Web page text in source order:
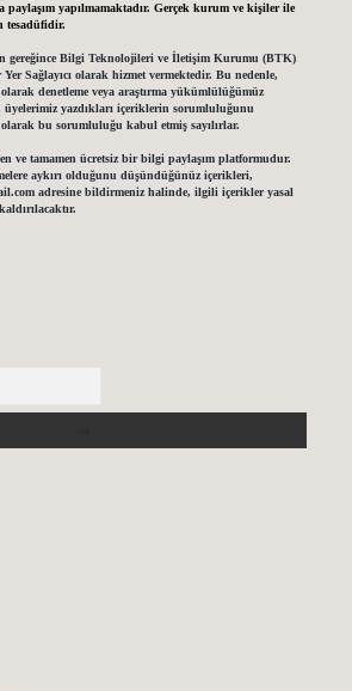
yapılmamaktadır. Gerçek kurum ve kişiler ile
tesadüfidir.
gereğince Bilgi Teknolojileri ve İletişim Kurumu (BTK)
Sağlayıcı olarak hizmet vermektedir. Bu nedenle,
denetleme veya araştırma yükümlülüğümüz
yazdıkları içeriklerin sorumluluğunu
olarak bu sorumluluğu kabul etmiş sayılırlar.
ve tamamen ücretsiz bir bilgi paylaşım platformudur.
aykırı olduğunu düşündüğünüz içerikleri,
adresine bildirmeniz halinde, ilgili içerikler yasal